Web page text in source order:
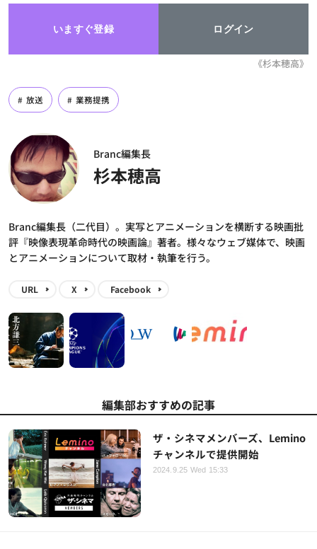
いますぐ登録 ログイン
《杉本穂高》
放送 業務提携
Branc編集長
杉本穂高
Branc編集長（二代目）。実写とアニメーションを横断する映画批
評『映像表現革命時代の映画論』著者。様々なウェブ媒体で、映画
とアニメーションについて取材・執筆を行う。
URL X Facebook
編集部おすすめの記事
ザ・シネマメンバーズ、Lemino
チャンネルで提供開始
2024.9.25 Wed 15:33